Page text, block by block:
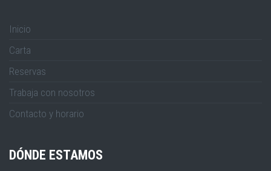
Inicio
Carta
Reservas
Trabaja con nosotros
Contacto y horario
DÓNDE ESTAMOS